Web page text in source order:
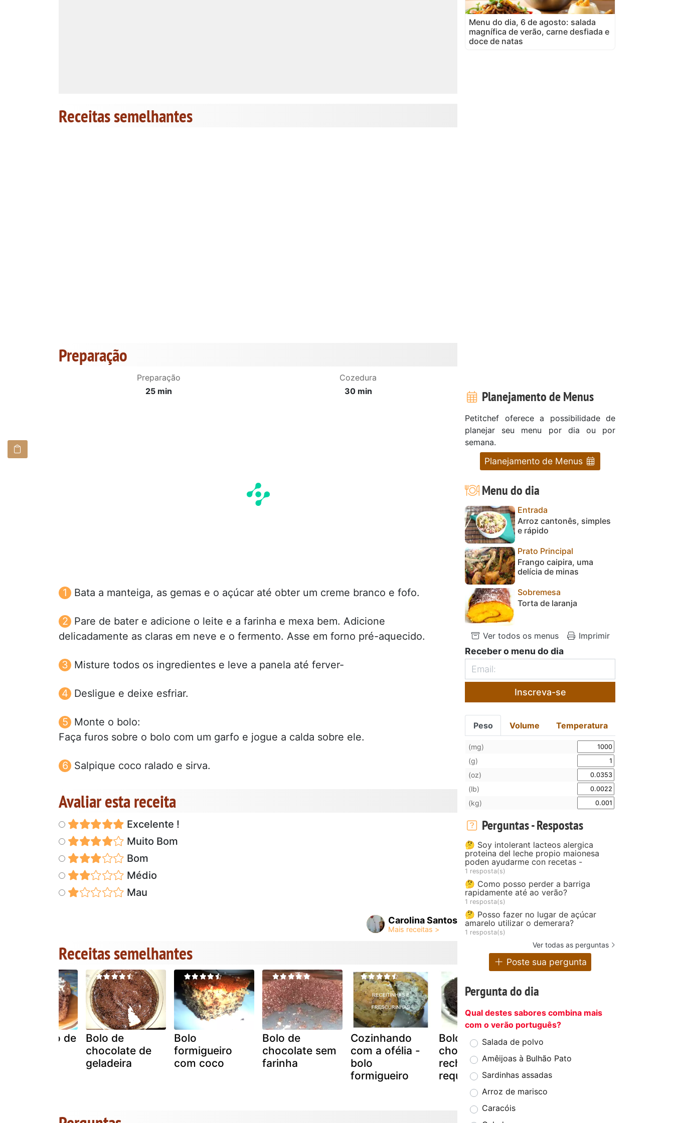
Receitas semelhantes
Preparação
Preparação
25 min
Cozedura
30 min
Bata a manteiga, as gemas e o açúcar até obter um creme branco e fofo.
Pare de bater e adicione o leite e a farinha e mexa bem. Adicione
delicadamente as claras em neve e o fermento. Asse em forno pré-aquecido.
Misture todos os ingredientes e leve a panela até ferver-
Desligue e deixe esfriar.
Monte o bolo:
Faça furos sobre o bolo com um garfo e jogue a calda sobre ele.
Salpique coco ralado e sirva.
Avaliar esta receita
Excelente !
Muito Bom
Bom
Médio
Mau
Carolina Santos
Receitas semelhantes
húmido de
Bolo de
chocolate de
geladeira
Bolo
formigueiro
com coco
Bolo de
chocolate sem
farinha
Cozinhando
com a ofélia -
bolo
formigueiro
Bolo de
chocolate com
recheio de
requeijão
Bolo de
farinha(sem
glúten)
Menu do dia, 6 de agosto: salada
magnífica de verão, carne desfiada e
doce de natas
Planejamento de Menus
Petitchef oferece a possibilidade de
planejar seu menu por dia ou por
semana.
Planejamento de Menus
Menu do dia
Entrada
Arroz cantonês, simples
e rápido
Prato Principal
Frango caipira, uma
delícia de minas
Sobremesa
Torta de laranja
Ver todos os menus Imprimir
Receber o menu do dia
Inscreva-se
Peso Volume Temperatura
(mg)
(g)
(oz)
(lb)
(kg)
Perguntas - Respostas
🤔 Soy intolerant lacteos alergica
proteina del leche propio maionesa
poden ayudarme con recetas -
1 resposta(s)
🤔 Como posso perder a barriga
rapidamente até ao verão?
1 resposta(s)
🤔 Posso fazer no lugar de açúcar
amarelo utilizar o demerara?
1 resposta(s)
Ver todas as perguntas
Poste sua pergunta
Pergunta do dia
Qual destes sabores combina mais
com o verão português?
Salada de polvo
Amêijoas à Bulhão Pato
Sardinhas assadas
Arroz de marisco
Caracóis